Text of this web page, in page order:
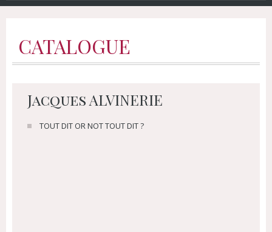
CATALOGUE
Jacques ALVINERIE
TOUT DIT OR NOT TOUT DIT ?